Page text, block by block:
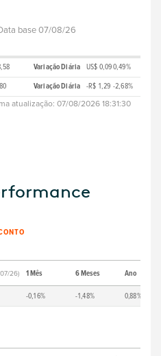
base 07/08/26
Variação Diária US$ 0,090,49%
Variação Diária -R$ 1,29 -2,68%
atualização: 07/08/2026 18:31:30
26) 1 Mês 6 Meses Ano
-0,16% -1,48% 0,88%